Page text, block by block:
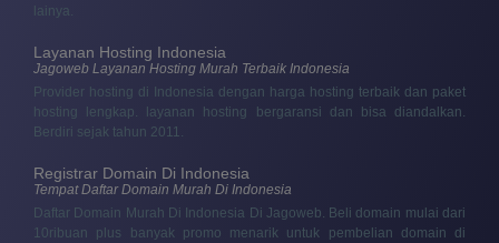
lainya.
Layanan Hosting Indonesia
Jagoweb Layanan Hosting Murah Terbaik Indonesia
Provider hosting di Indonesia dengan harga hosting terbaik dan paket
hosting lengkap. layanan hosting bergaransi dan bisa diandalkan.
Berdiri sejak tahun 2011.
Registrar Domain Di Indonesia
Tempat Daftar Domain Murah Di Indonesia
Daftar Domain Murah Di Indonesia Di Jagoweb. Beli domain mulai dari
10ribuan plus banyak promo menarik untuk pembelian domain di